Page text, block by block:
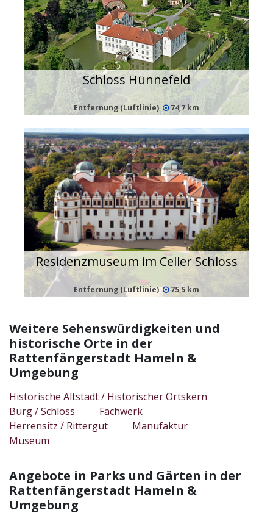
Schloss Hünnefeld
Entfernung (Luftlinie) 74,7 km
Residenzmuseum im Celler Schloss
Entfernung (Luftlinie) 75,5 km
Weitere Sehenswürdigkeiten und
historische Orte in der
Rattenfängerstadt Hameln &
Umgebung
Historische Altstadt / Historischer Ortskern
Burg / Schloss
Fachwerk
Herrensitz / Rittergut
Manufaktur
Museum
Angebote in Parks und Gärten in der
Rattenfängerstadt Hameln &
Umgebung